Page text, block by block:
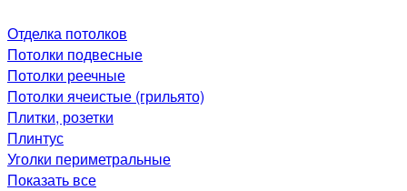
Отделка потолков
Потолки подвесные
Потолки реечные
Потолки ячеистые (грильято)
Плитки, розетки
Плинтус
Уголки периметральные
Показать все